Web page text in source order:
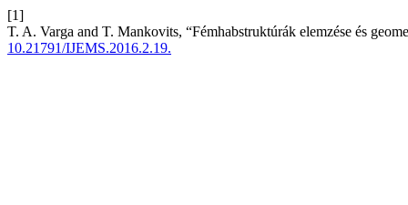
[1]
T. A. Varga and T. Mankovits, “Fémhabstruktúrák elemzése és
10.21791/IJEMS.2016.2.19.